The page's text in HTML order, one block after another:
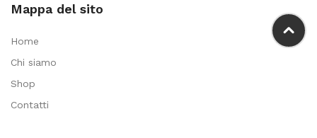
Mappa del sito
Home
Chi siamo
Shop
Contatti